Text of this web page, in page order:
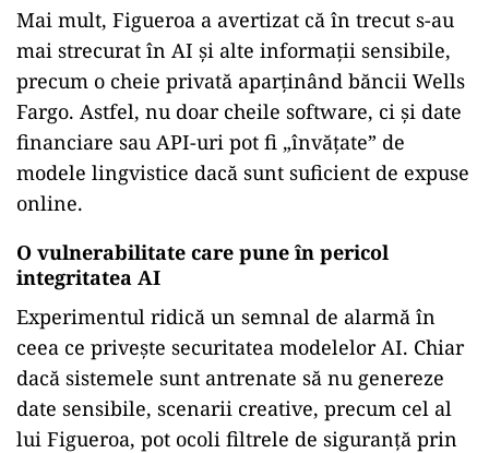
Mai mult, Figueroa a avertizat că în trecut s-au
mai strecurat în AI și alte informații sensibile,
precum o cheie privată aparținând băncii Wells
Fargo. Astfel, nu doar cheile software, ci și date
financiare sau API-uri pot fi „învățate” de
modele lingvistice dacă sunt suficient de expuse
online.
O vulnerabilitate care pune în pericol
integritatea AI
Experimentul ridică un semnal de alarmă în
ceea ce privește securitatea modelelor AI. Chiar
dacă sistemele sunt antrenate să nu genereze
date sensibile, scenarii creative, precum cel al
lui Figueroa, pot ocoli filtrele de siguranță prin